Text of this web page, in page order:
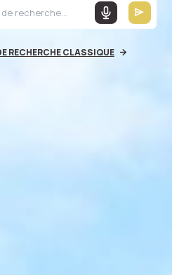
RECHERCHE CLASSIQUE